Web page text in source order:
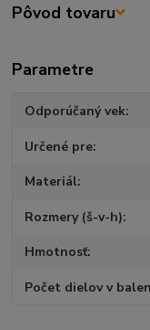
Pôvod tovaru
Parametre
Odporúčaný vek
Určené pre
Materiál
Rozmery (š-v-h)
Hmotnosť
Počet dielov v